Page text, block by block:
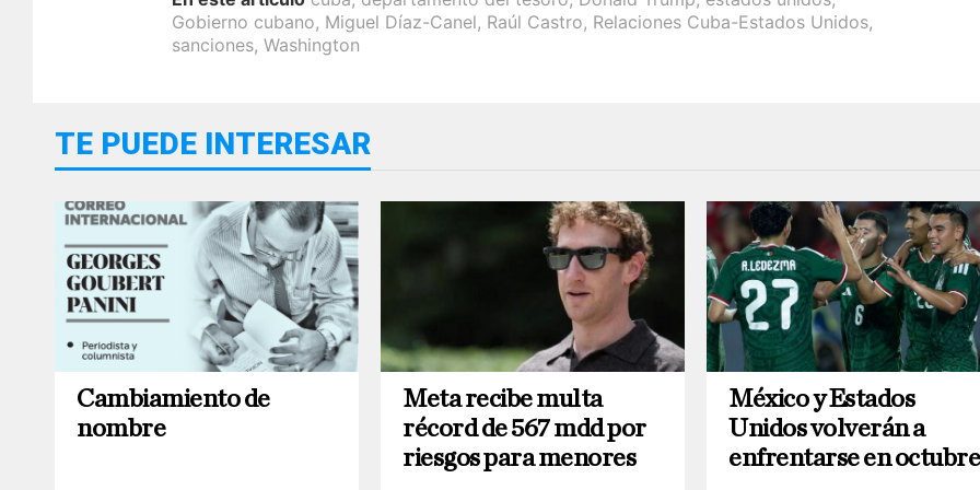
Gobierno cubano, Miguel Díaz-Canel, Raúl Castro, Relaciones Cuba-Estados Unidos,
sanciones, Washington
TE PUEDE INTERESAR
Cambiamiento de
nombre
Meta recibe multa
récord de 567 mdd por
riesgos para menores
México y Estados
Unidos volverán a
enfrentarse en octubre